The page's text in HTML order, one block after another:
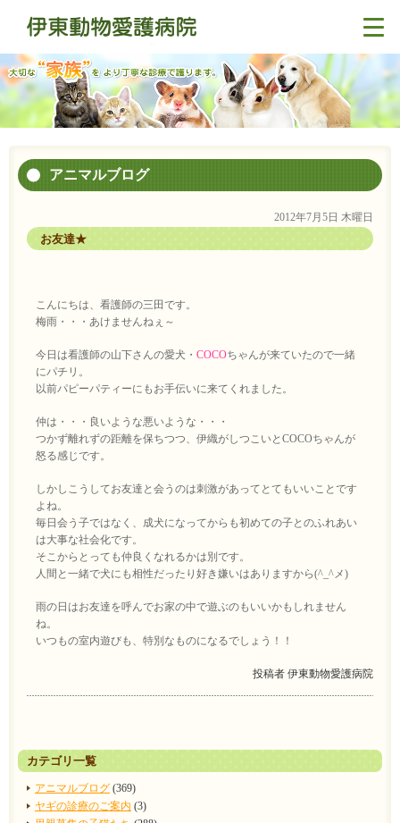
アニマルブログ
2012年7月5日 木曜日
お友達★
こんにちは、看護師の三田です。
梅雨・・・あけませんねぇ～
今日は看護師の山下さんの愛犬・ COCOちゃんが来ていたので一緒
にパチリ。
以前パピーパティーにもお手伝いに来てくれました。
仲は・・・良いような悪いような・・・
つかず離れずの距離を保ちつつ、伊織がしつこいとCOCOちゃんが
怒る感じです。
しかしこうしてお友達と会うのは刺激があってとてもいいことです
よね。
毎日会う子ではなく、成犬になってからも初めての子とのふれあい
は大事な社会化です。
そこからとっても仲良くなれるかは別です。
人間と一緒で犬にも相性だったり好き嫌いはありますから(^_^メ)
雨の日はお友達を呼んでお家の中で遊ぶのもいいかもしれません
ね。
いつもの室内遊びも、特別なものになるでしょう！！
投稿者 伊東動物愛護病院
カテゴリ一覧
アニマルブログ (369)
ヤギの診療のご案内 (3)